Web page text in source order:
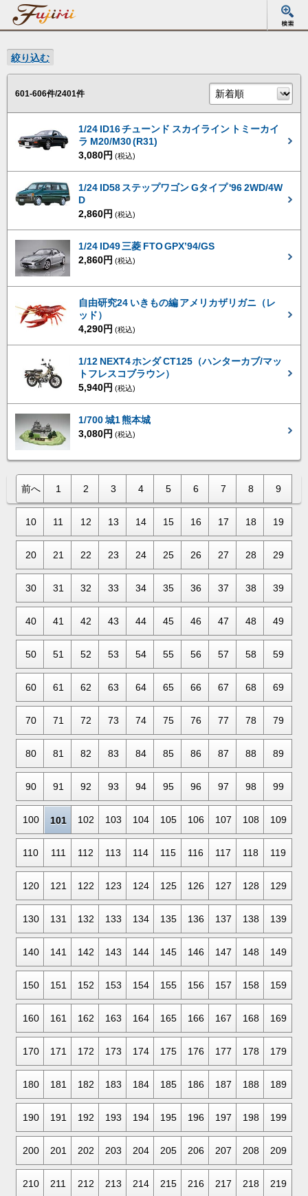
絞り込む
601-606件/2401件
1/24 ID16 チューンド スカイライン トミーカイ
ラ M20/M30 (R31)
3,080円 (税込)
1/24 ID58 ステップワゴン Gタイプ '96 2WD/4W
D
2,860円 (税込)
1/24 ID49 三菱 FTO GPX’94/GS
2,860円 (税込)
自由研究24 いきもの編 アメリカザリガニ（レ
ッド）
4,290円 (税込)
1/12 NEXT4 ホンダ CT125（ハンターカブ/マッ
トフレスコブラウン）
5,940円 (税込)
1/700 城1 熊本城
3,080円 (税込)
前へ 1 2 3 4 5 6 7 8 9
10 11 12 13 14 15 16 17 18 19
20 21 22 23 24 25 26 27 28 29
30 31 32 33 34 35 36 37 38 39
40 41 42 43 44 45 46 47 48 49
50 51 52 53 54 55 56 57 58 59
60 61 62 63 64 65 66 67 68 69
70 71 72 73 74 75 76 77 78 79
80 81 82 83 84 85 86 87 88 89
90 91 92 93 94 95 96 97 98 99
100 101 102 103 104 105 106 107 108 109
110 111 112 113 114 115 116 117 118 119
120 121 122 123 124 125 126 127 128 129
130 131 132 133 134 135 136 137 138 139
140 141 142 143 144 145 146 147 148 149
150 151 152 153 154 155 156 157 158 159
160 161 162 163 164 165 166 167 168 169
170 171 172 173 174 175 176 177 178 179
180 181 182 183 184 185 186 187 188 189
190 191 192 193 194 195 196 197 198 199
200 201 202 203 204 205 206 207 208 209
210 211 212 213 214 215 216 217 218 219